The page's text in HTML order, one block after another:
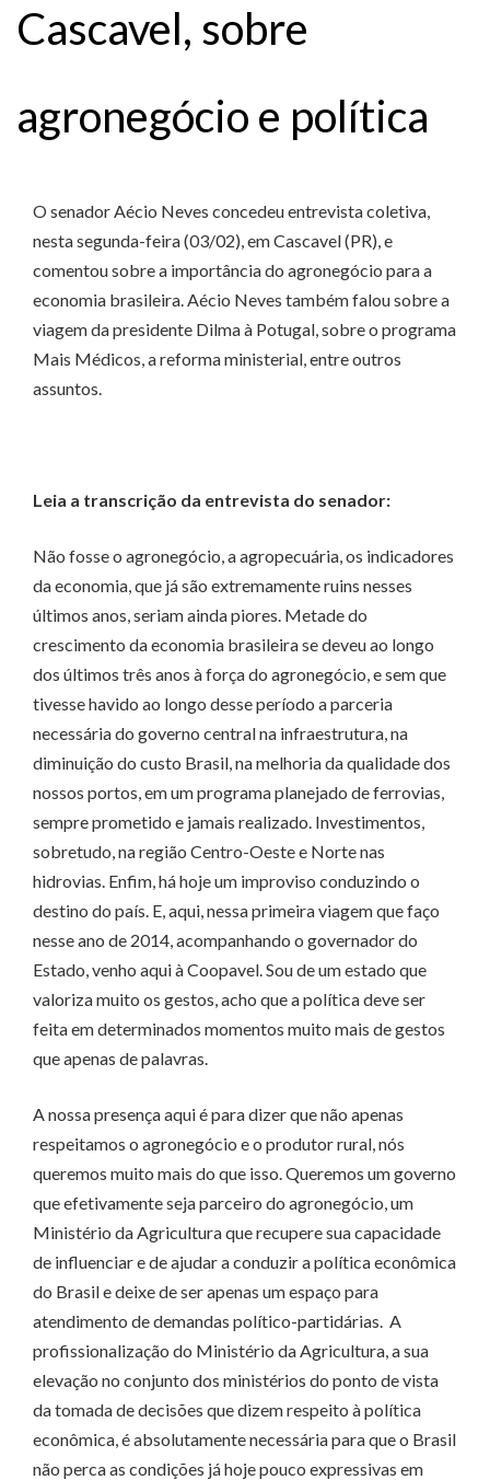
Cascavel, sobre
agronegócio e política
O senador Aécio Neves concedeu entrevista coletiva,
nesta segunda-feira (03/02), em Cascavel (PR), e
comentou sobre a importância do agronegócio para a
economia brasileira. Aécio Neves também falou sobre a
viagem da presidente Dilma à Potugal, sobre o programa
Mais Médicos, a reforma ministerial, entre outros
assuntos.
Leia a transcrição da entrevista do senador:
Não fosse o agronegócio, a agropecuária, os indicadores
da economia, que já são extremamente ruins nesses
últimos anos, seriam ainda piores. Metade do
crescimento da economia brasileira se deveu ao longo
dos últimos três anos à força do agronegócio, e sem que
tivesse havido ao longo desse período a parceria
necessária do governo central na infraestrutura, na
diminuição do custo Brasil, na melhoria da qualidade dos
nossos portos, em um programa planejado de ferrovias,
sempre prometido e jamais realizado. Investimentos,
sobretudo, na região Centro-Oeste e Norte nas
hidrovias. Enfim, há hoje um improviso conduzindo o
destino do país. E, aqui, nessa primeira viagem que faço
nesse ano de 2014, acompanhando o governador do
Estado, venho aqui à Coopavel. Sou de um estado que
valoriza muito os gestos, acho que a política deve ser
feita em determinados momentos muito mais de gestos
que apenas de palavras.
A nossa presença aqui é para dizer que não apenas
respeitamos o agronegócio e o produtor rural, nós
queremos muito mais do que isso. Queremos um governo
que efetivamente seja parceiro do agronegócio, um
Ministério da Agricultura que recupere sua capacidade
de influenciar e de ajudar a conduzir a política econômica
do Brasil e deixe de ser apenas um espaço para
atendimento de demandas político-partidárias. A
profissionalização do Ministério da Agricultura, a sua
elevação no conjunto dos ministérios do ponto de vista
da tomada de decisões que dizem respeito à política
econômica, é absolutamente necessária para que o Brasil
não perca as condições já hoje pouco expressivas em